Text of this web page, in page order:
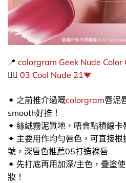
📍 colorgram Geek Nude Color
👉🏻​ 03 Cool Nude 21💗
✦ 之前推介過嘅colorgram唇泥
smooth好推！
✦ 絲絨霧泥質地，唔會點積線卡
✦ 主要用作均勻唇色，可直接
號，深唇色推薦05打造裸唇
✦ 先打底再用加深/主色，疊塗
妝！